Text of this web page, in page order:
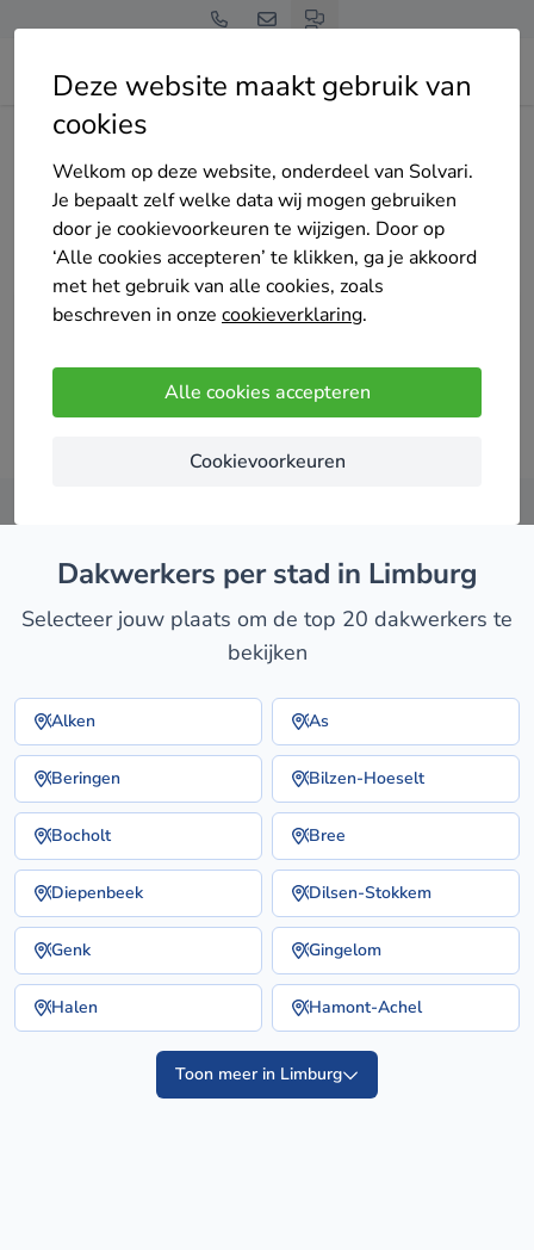
Deze website maakt gebruik van
cookies
Welkom op deze website, onderdeel van Solvari.
Je bepaalt zelf welke data wij mogen gebruiken
door je cookievoorkeuren te wijzigen. Door op
‘Alle cookies accepteren’ te klikken, ga je akkoord
met het gebruik van alle cookies, zoals
beschreven in onze cookieverklaring.
Alle cookies accepteren
Cookievoorkeuren
Home Dakwerk
Tot 4 offertes op maat
dakwerkers in Limburg
Vergelijk offertes
dakwerkers per stad in Limburg
Selecteer jouw plaats om de top 20 dakwerkers te
bekijken
Alken As
Beringen Bilzen-Hoeselt
Bocholt Bree
Diepenbeek Dilsen-Stokkem
Genk Gingelom
Halen Hamont-Achel
Toon meer in Limburg